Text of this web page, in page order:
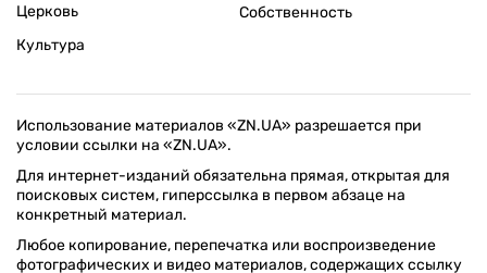
Церковь
Культура
Собственность
Использование материалов «ZN.UA» разрешается при
условии ссылки на «ZN.UA».
Для интернет-изданий обязательна прямая, открытая для
поисковых систем, гиперссылка в первом абзаце на
конкретный материал.
Любое копирование, перепечатка или воспроизведение
фотографических и видео материалов, содержащих ссылку